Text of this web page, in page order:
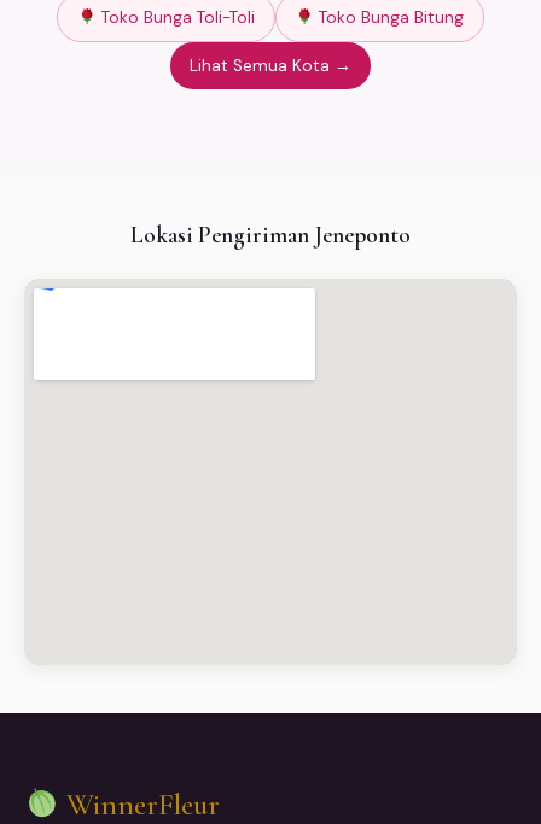
Toko Bunga Toli-Toli Toko Bunga Bitung
Lihat Semua Kota →
Lokasi Pengiriman Jeneponto
WinnerFleur